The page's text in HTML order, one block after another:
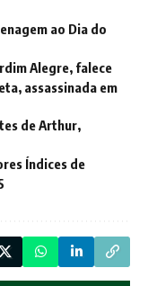
ao Dia do
Alegre, falece
assassinada em
de Arthur,
Índices de